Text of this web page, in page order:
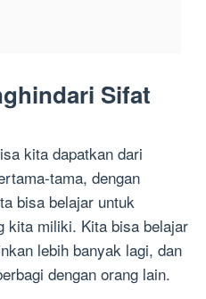
Sifat
kita dapatkan dari
tama, dengan
bisa belajar untuk
kita miliki. Kita bisa belajar
lebih banyak lagi, dan
dengan orang lain.